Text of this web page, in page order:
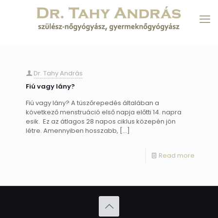
Dr. Tahy András
Fiú vagy lány?
Fiú vagy lány? A tüszőrepedés általában a
következő menstruáció első napja előtti 14. napra
esik. Ez az átlagos 28 napos ciklus közepén jön
létre. Amennyiben hosszabb, […]
Read more